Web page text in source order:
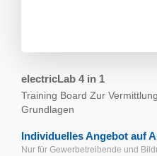
electricLab 4 in 1
Training Board Zur
Grundlagen
Individuelles Angebot auf
Nur für Gewerbetreibende und